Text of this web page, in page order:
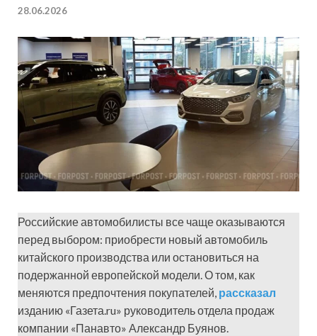
28.06.2026
Российские автомобилисты все чаще оказываются
перед выбором: приобрести новый автомобиль
китайского производства или остановиться на
подержанной европейской модели. О том, как
меняются предпочтения покупателей, рассказал
изданию «Газета.ru» руководитель отдела продаж
компании «Панавто» Александр Буянов.